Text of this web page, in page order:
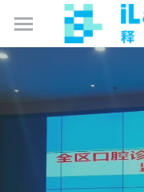
数智化实验室管理
数智化卫生监督
监控保
成为合作伙伴